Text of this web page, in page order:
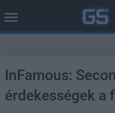
InFamous:
érdekességek a